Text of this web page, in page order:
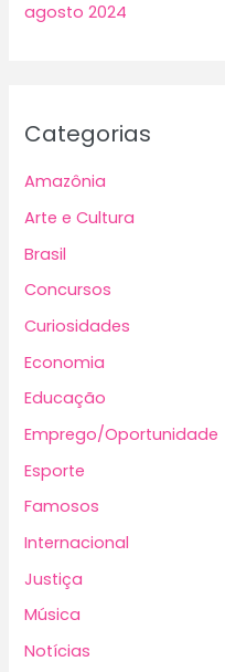
agosto 2024
Categorias
Amazônia
Arte e Cultura
Brasil
Concursos
Curiosidades
Economia
Educação
Emprego/Oportunidade
Esporte
Famosos
Internacional
Justiça
Música
Notícias